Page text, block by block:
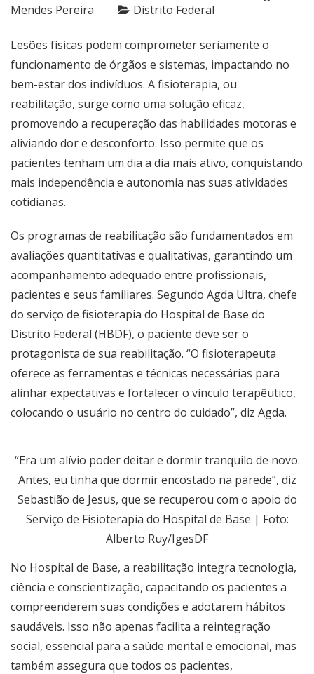
Mendes Pereira
Distrito Federal
Lesões físicas podem comprometer seriamente o
funcionamento de órgãos e sistemas, impactando no
bem-estar dos indivíduos. A fisioterapia, ou
reabilitação, surge como uma solução eficaz,
promovendo a recuperação das habilidades motoras e
aliviando dor e desconforto. Isso permite que os
pacientes tenham um dia a dia mais ativo, conquistando
mais independência e autonomia nas suas atividades
cotidianas.
Os programas de reabilitação são fundamentados em
avaliações quantitativas e qualitativas, garantindo um
acompanhamento adequado entre profissionais,
pacientes e seus familiares. Segundo Agda Ultra, chefe
do serviço de fisioterapia do Hospital de Base do
Distrito Federal (HBDF), o paciente deve ser o
protagonista de sua reabilitação. “O fisioterapeuta
oferece as ferramentas e técnicas necessárias para
alinhar expectativas e fortalecer o vínculo terapêutico,
colocando o usuário no centro do cuidado”, diz Agda.
“Era um alívio poder deitar e dormir tranquilo de novo.
Antes, eu tinha que dormir encostado na parede”, diz
Sebastião de Jesus, que se recuperou com o apoio do
Serviço de Fisioterapia do Hospital de Base | Foto:
Alberto Ruy/IgesDF
No Hospital de Base, a reabilitação integra tecnologia,
ciência e conscientização, capacitando os pacientes a
compreenderem suas condições e adotarem hábitos
saudáveis. Isso não apenas facilita a reintegração
social, essencial para a saúde mental e emocional, mas
também assegura que todos os pacientes,